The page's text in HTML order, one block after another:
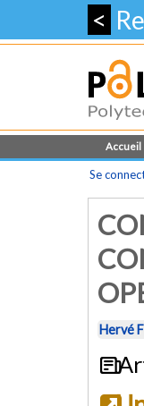
<
Accueil
Se
Hervé